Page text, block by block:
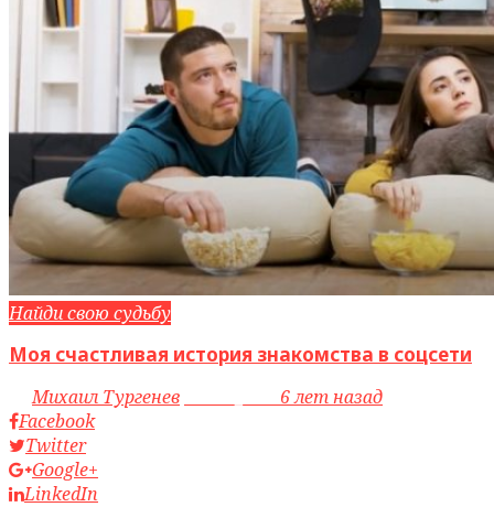
Найди свою судьбу
Моя счастливая история знакомства в соцсети
byМихаил Тургенев
6 лет назад
Facebook
Twitter
Google+
LinkedIn